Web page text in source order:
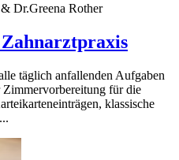
Dr.Greena Rother
täglich anfallenden Aufgaben
für die
klassische